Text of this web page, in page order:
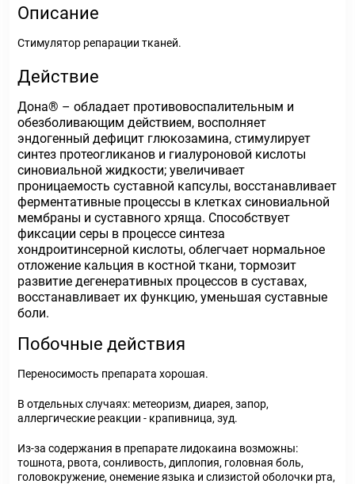
Описание
Стимулятор репарации тканей.
Действие
Дона® – обладает противовоспалительным и
обезболивающим действием, восполняет
эндогенный дефицит глюкозамина, стимулирует
синтез протеогликанов и гиалуроновой кислоты
синовиальной жидкости; увеличивает
проницаемость суставной капсулы, восстанавливает
ферментативные процессы в клетках синовиальной
мембраны и суставного хряща. Способствует
фиксации серы в процессе синтеза
хондроитинсерной кислоты, облегчает нормальное
отложение кальция в костной ткани, тормозит
развитие дегенеративных процессов в суставах,
восстанавливает их функцию, уменьшая суставные
боли.
Побочные действия
Переносимость препарата хорошая.
В отдельных случаях: метеоризм, диарея, запор,
аллергические реакции - крапивница, зуд.
Из-за содержания в препарате лидокаина возможны:
тошнота, рвота, сонливость, диплопия, головная боль,
головокружение, онемение языка и слизистой оболочки рта,